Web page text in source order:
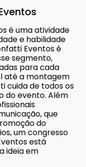
é uma atividade
e habilidade
Eventos é
segmento,
para cada
até a montagem
cuida de todos os
do evento. Além
que
do
um congresso
está
ideia em